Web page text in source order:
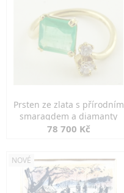
Prsten ze zlata s přírodním
smaragdem a diamanty
78 700 Kč
NOVÉ